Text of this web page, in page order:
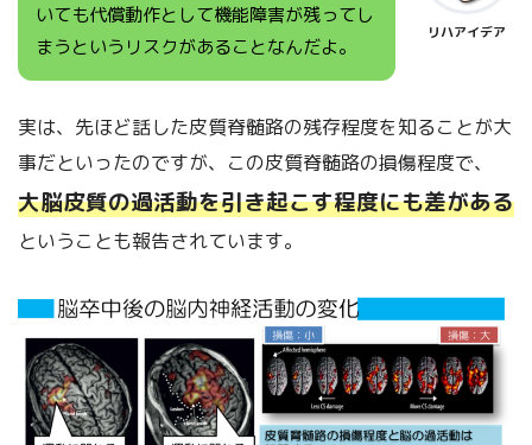
いても代償動作として機能障害が残ってし
まうというリスクがあることなんだよ。
リハアイデア
実は、先ほど話した皮質脊髄路の残存程度を知ることが大
事だといったのですが、この皮質脊髄路の損傷程度で、
大脳皮質の過活動を引き起こす程度にも差がある
ということも報告されています。